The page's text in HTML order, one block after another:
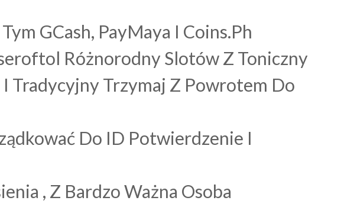
GCash, PayMaya I Coins.Ph
Różnorodny Slotów Z Toniczny
Tradycyjny Trzymaj Z Powrotem Do
Do ID Potwierdzenie I
, Z Bardzo Ważna Osoba